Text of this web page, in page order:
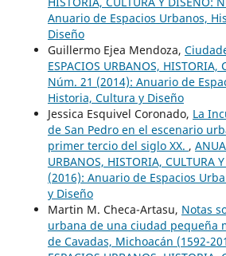
Anuario de Espacios Urbanos,
Diseño
Guillermo Ejea Mendoza,
ESPACIOS URBANOS, HISTORIA,
Núm. 21 (2014): Anuario de
Historia, Cultura y Diseño
Jessica Esquivel Coronado, La
de San Pedro en el escenario
primer tercio del siglo XX. ,
URBANOS, HISTORIA, CULTURA
(2016): Anuario de Espacios
y Diseño
Martin M. Checa-Artasu, Notas
urbana de una ciudad pequeña
de Cavadas, Michoacán (1592-